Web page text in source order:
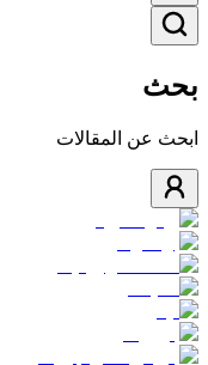
بحث
ابحث عن المقالات